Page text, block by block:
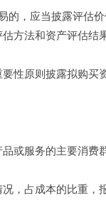
应当披露评估价值
方法和资产评估
性原则披露拟购买
或服务的主要消费
，占成本的比重，